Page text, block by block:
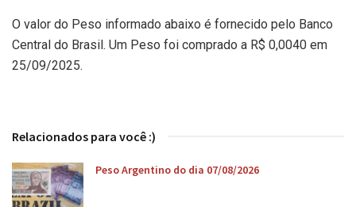
O valor do Peso informado abaixo é fornecido pelo Banco
Central do Brasil. Um Peso foi comprado a R$ 0,0040 em
25/09/2025.
Relacionados para você :)
Peso Argentino do dia 07/08/2026